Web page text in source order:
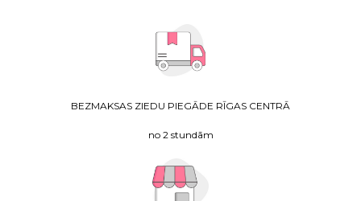
BEZMAKSAS ZIEDU PIEGĀDE RĪGAS CENTRĀ
no 2 stundām